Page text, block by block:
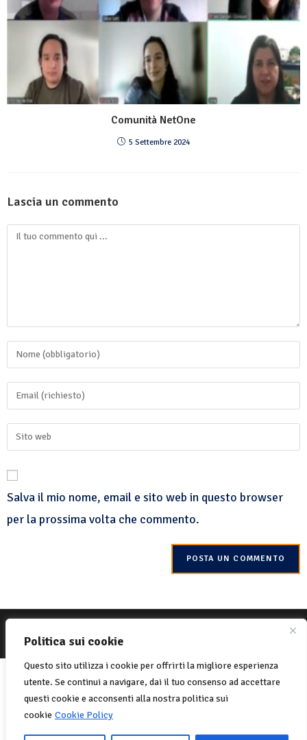
Politica sui cookie
Questo sito utilizza i cookie per offrirti la migliore esperienza
utente. Se continui a navigare, dai il tuo consenso ad accettare
questi cookie e acconsenti alla nostra politica sui
cookie Cookie Policy
Comunità NetOne
5 Settembre 2024
Lascia un commento
Salva il mio nome, email e sito web in questo browser
per la prossima volta che commento.
Italiano English Inglese)
Français(Francese)
Português